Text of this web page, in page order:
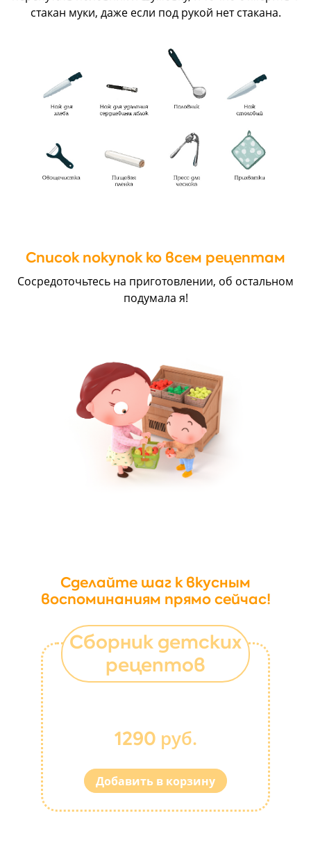
стакан муки, даже если под рукой нет стакана.
Список покупок ко всем рецептам
Сосредоточьтесь на приготовлении, об остальном
подумала я!
Сделайте шаг к вкусным
воспоминаниям прямо сейчас!
Сборник детских
рецептов
1290 руб.